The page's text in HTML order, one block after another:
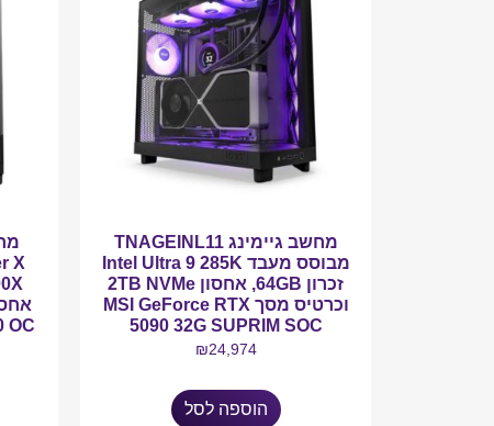
מחשב גיימינג TNAGEINL11
מבוסס מעבד Intel Ultra 9 285K
זכרון 64GB, אחסון 2TB NVMe
וכרטיס מסך MSI GeForce RTX
5090 32G SUPRIM SOC
₪24,974
הוספה לסל
OC